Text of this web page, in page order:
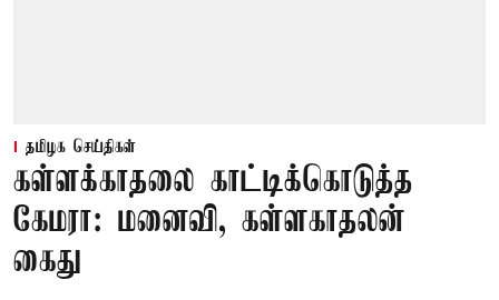
தமிழக செய்திகள்
கள்ளக்காதலை காட்டிக்கொடுத்த
கேமரா: மனைவி, கள்ளகாதலன்
கைது